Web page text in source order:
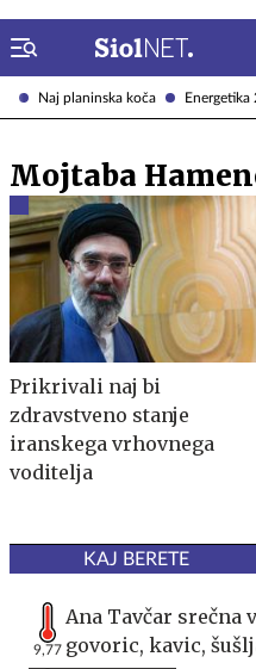
Naj planinska koča Energetika
Mojtaba
Prikrivali naj bi
zdravstveno stanje
iranskega vrhovnega
voditelja
KAJ BERETE
9,77
Ana Tavčar
govoric, kavic,